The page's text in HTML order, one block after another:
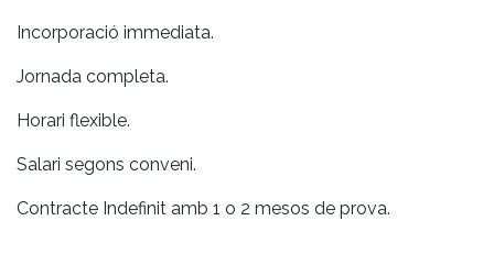
Incorporació immediata.
Jornada completa.
Horari flexible.
Salari segons conveni.
Contracte Indefinit amb 1 o 2 mesos de prova.